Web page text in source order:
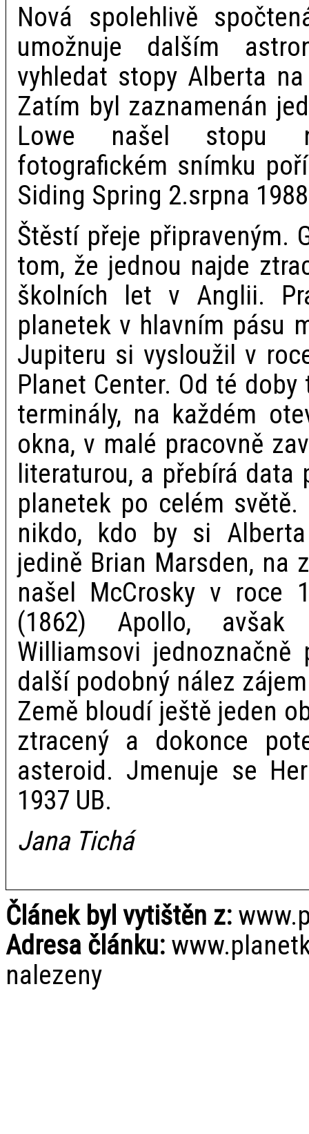
Nová spolehlivě
umožnuje dalším
vyhledat stopy Alberta
Zatím byl zaznamenán
Lowe našel stopu
fotografickém snímku
Siding Spring 2.srpna
Štěstí přeje připraveným.
tom, že jednou najde
školních let v Anglii.
planetek v hlavním pásu
Jupiteru si vysloužil v
Planet Center. Od té
terminály, na každém
okna, v malé pracovně
literaturou, a přebírá data
planetek po celém
nikdo, kdo by si
jedině Brian Marsden, na
našel McCrosky v roce
(1862) Apollo,
Williamsovi
další podobný nález
Země bloudí ještě jeden
ztracený a dokonce
asteroid. Jmenuje se
1937 UB.
Jana Tichá
Článek byl vytištěn z:
Adresa článku:
nalezeny